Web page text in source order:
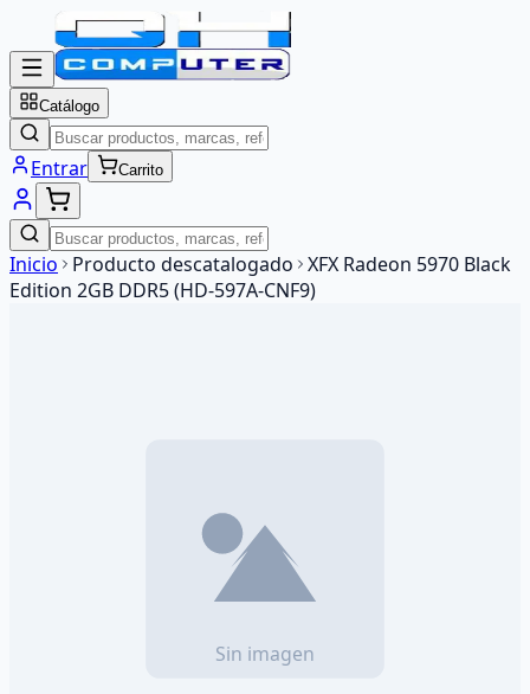
Catálogo
Entrar Carrito
Inicio Producto descatalogado XFX Radeon 5970 Black
Edition 2GB DDR5 (HD-597A-CNF9)